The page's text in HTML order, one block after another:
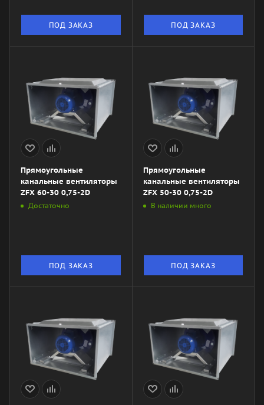
ПОД ЗАКАЗ ПОД ЗАКАЗ
Прямоугольные
канальные вентиляторы
ZFX 60-30 0,75-2D
Достаточно
ПОД ЗАКАЗ
Прямоугольные
канальные вентиляторы
ZFX 50-30 0,75-2D
В наличии много
ПОД ЗАКАЗ